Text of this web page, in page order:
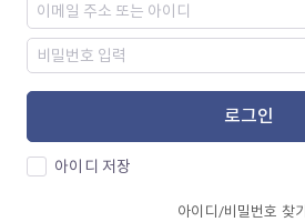
로그인
아이디 저장
아이디/비밀번호 찾기